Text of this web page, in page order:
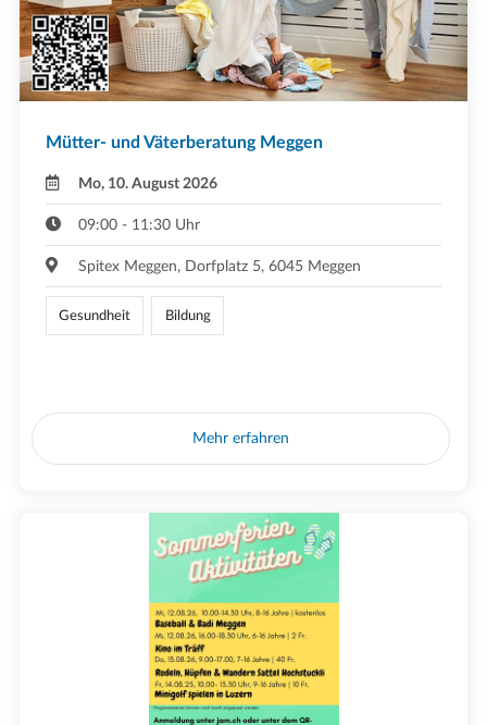
Mütter- und Väterberatung Meggen
Mo, 10. August 2026
09:00 - 11:30 Uhr
Spitex Meggen, Dorfplatz 5, 6045 Meggen
Gesundheit Bildung
Mehr erfahren